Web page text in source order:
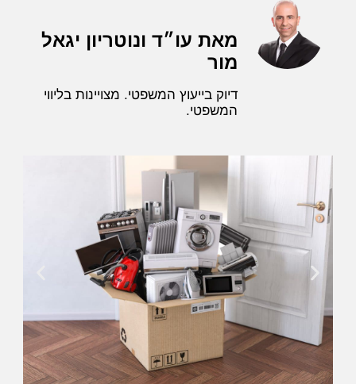
מאת עו״ד ונוטריון יגאל
מור
דיוק בייעוץ המשפטי. מצויינות בליווי
המשפטי.